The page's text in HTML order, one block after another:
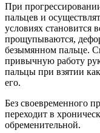
При
пальцев и
условиях становится
прощупываются,
безымянном пальце.
привычную работу
пальцы при взятии
его.
Без своевременного
переходит в
обременительной.